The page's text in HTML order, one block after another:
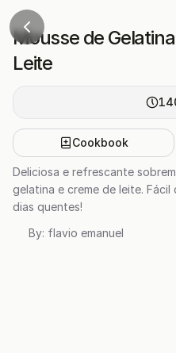
Mousse de
Leite
Cookbook
Deliciosa e refrescante
gelatina e creme de leite.
dias quentes!
By: flavio emanuel